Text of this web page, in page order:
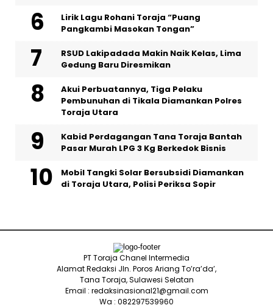
Lirik Lagu Rohani Toraja “Puang
Pangkambi Masokan Tongan”
RSUD Lakipadada Makin Naik Kelas, Lima
Gedung Baru Diresmikan
Akui Perbuatannya, Tiga Pelaku
Pembunuhan di Tikala Diamankan Polres
Toraja Utara
Kabid Perdagangan Tana Toraja Bantah
Pasar Murah LPG 3 Kg Berkedok Bisnis
Mobil Tangki Solar Bersubsidi Diamankan
di Toraja Utara, Polisi Periksa Sopir
PT Toraja Chanel Intermedia
Alamat Redaksi Jln. Poros Ariang To’ra’da’,
Tana Toraja, Sulawesi Selatan
Email : redaksinasional21@gmail.com
Wa : 082297539960